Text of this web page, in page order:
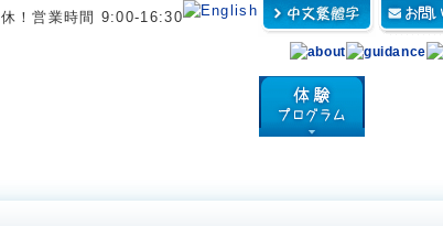
海中公園レストラン アクロポーラ
ダイビングパーク